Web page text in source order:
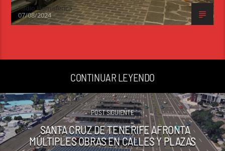
Radio Hemisferica
07/08/2024
CONTINUAR LEYENDO
POST SIGUIENTE
SANTA CRUZ DE TENERIFE AFRONTA
MÚLTIPLES OBRAS EN CALLES Y PLAZAS